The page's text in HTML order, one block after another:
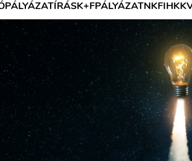
PÁLYÁZATÍRÁSK+FPÁLYÁZATNKFIH